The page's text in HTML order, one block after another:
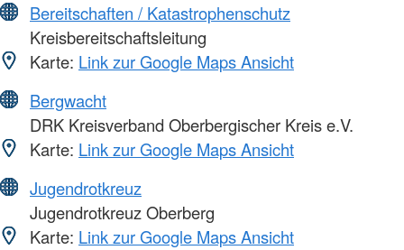
Bereitschaften / Katastrophenschutz
Kreisbereitschaftsleitung
Karte: Link zur Google Maps Ansicht
Bergwacht
DRK Kreisverband Oberbergischer Kreis e.V.
Karte: Link zur Google Maps Ansicht
Jugendrotkreuz
Jugendrotkreuz Oberberg
Karte: Link zur Google Maps Ansicht